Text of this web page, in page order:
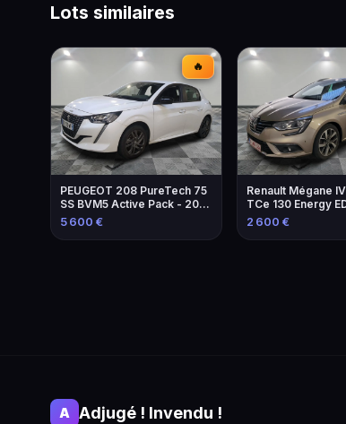
Lots similaires
🔥
PEUGEOT 208 PureTech 75
SS BVM5 Active Pack - 2021
- Excellente occasion
5 600 €
Renault Mégane
TCe 130 Energy
Edition - 2016
2 600 €
A Adjugé ! Invendu !